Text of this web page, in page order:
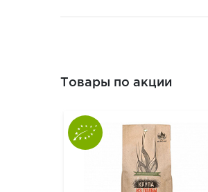
Товары по акции